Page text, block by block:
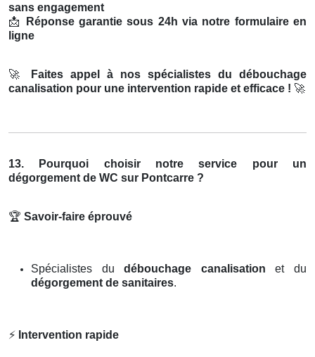
sans engagement
📩
Réponse garantie sous 24h via notre formulaire en
ligne
🚀
Faites appel à nos spécialistes du débouchage
canalisation pour une intervention rapide et efficace ! 🚀
13. Pourquoi choisir notre service pour un
dégorgement de WC sur Pontcarre ?
🏆 Savoir-faire éprouvé
Spécialistes dudébouchage canalisation et du
dégorgement de sanitaires.
⚡ Intervention rapide